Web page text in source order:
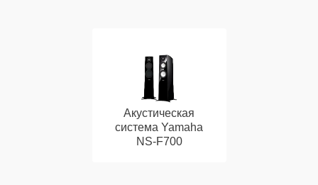
Акустическая
система Yamaha
NS-F700